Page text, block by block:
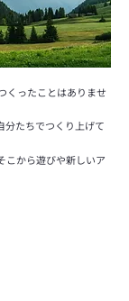
くったことはありませ
分たちでつくり上げて
こから遊びや新しいア